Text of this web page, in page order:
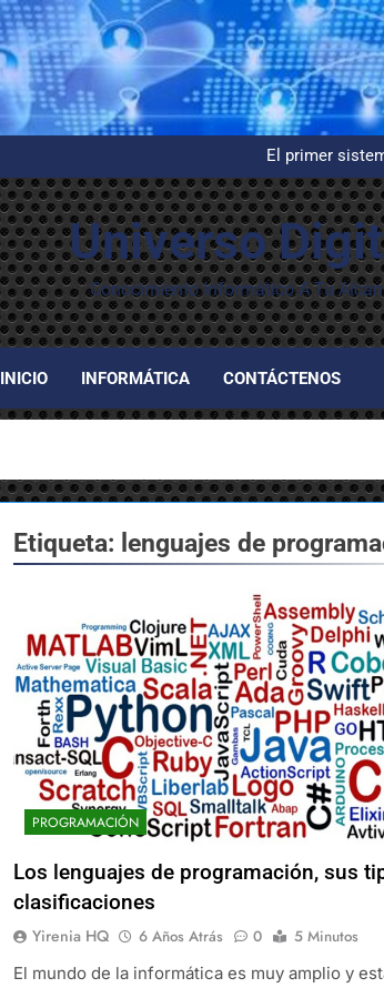
Instalación y
El primer
Instalación y
El primer
Instalación y
Universo
Conocimiento Informático A Tu
INICIO INFORMÁTICA CONTÁCTENOS
Etiqueta: lenguajes de
PROGRAMACIÓN
Los lenguajes de programación, sus
clasificaciones
Yirenia HQ 6 Años Atrás 0
5 Minutos
El mundo de la informática es muy amplio y